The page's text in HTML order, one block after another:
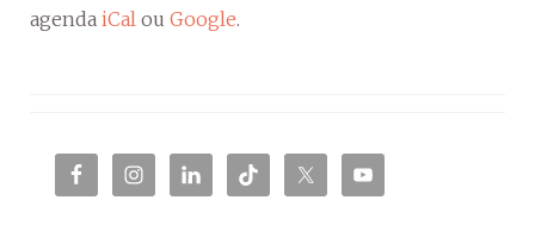
agenda iCal ou Google.